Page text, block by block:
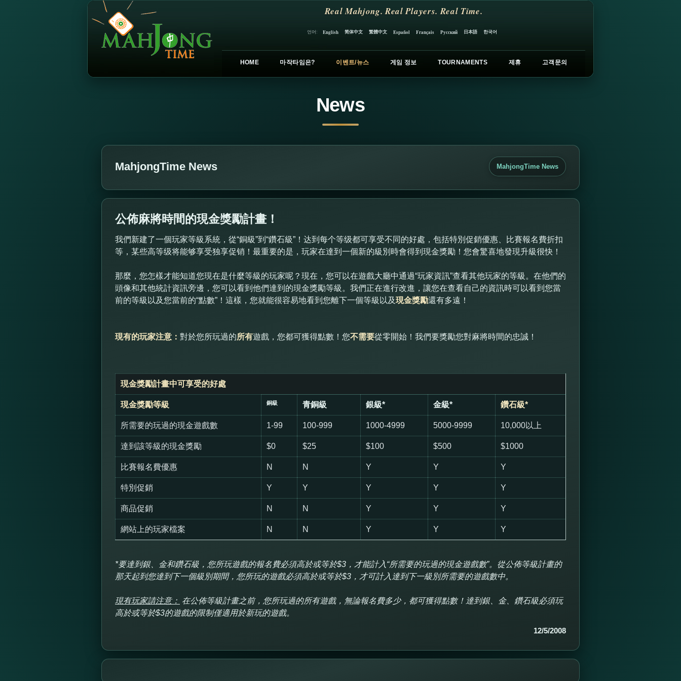
Real Mahjong. Real Players. Real Time.
언어: English 简体中文 繁體中文 Español Français Русский 日本語 한국어
HOME 마작타임은? 이벤트/뉴스 게임 정보 TOURNAMENTS 제휴 고객문의
News
MahjongTime News MahjongTime News
公佈麻將時間的現金獎勵計畫！
我們新建了一個玩家等級系統，從“銅級”到“鑽石級”！达到每个等级都可享受不同的好處，包括特別促銷優惠、比賽報名費折扣
等，某些高等级将能够享受独享促销！最重要的是，玩家在達到一個新的級別時會得到現金獎勵！您會驚喜地發現升級很快！
那麼，您怎樣才能知道您現在是什麼等級的玩家呢？現在，您可以在遊戲大廳中通過“玩家資訊”查看其他玩家的等級。在他們的
頭像和其他統計資訊旁邊，您可以看到他們達到的現金獎勵等級。我們正在進行改進，讓您在查看自己的資訊時可以看到您當
前的等級以及您當前的“點數”！這樣，您就能很容易地看到您離下一個等級以及現金獎勵還有多遠！
現有的玩家注意： 對於您所玩過的所有遊戲，您都可獲得點數！您不需要從零開始！我們要獎勵您對麻將時間的忠誠！
現金獎勵計畫中可享受的好處
現金獎勵等級 銅級 青銅級 銀級* 金級* 鑽石級*
所需要的玩過的現金遊戲數 1-99 100-999 1000-4999 5000-9999 10,000以上
達到該等級的現金獎勵 $0 $25 $100 $500 $1000
比賽報名費優惠 N N Y Y Y
特別促銷 Y Y Y Y Y
商品促銷 N N Y Y Y
網站上的玩家檔案 N N Y Y Y
*要達到銀、金和鑽石級，您所玩遊戲的報名費必須高於或等於$3，才能計入“所需要的玩過的現金遊戲數”。從公佈等級計畫的
那天起到您達到下一個級別期間，您所玩的遊戲必須高於或等於$3，才可計入達到下一級別所需要的遊戲數中。
現有玩家請注意： 在公佈等級計畫之前，您所玩過的所有遊戲，無論報名費多少，都可獲得點數！達到銀、金、鑽石級必須玩
高於或等於$3的遊戲的限制僅適用於新玩的遊戲。
12/5/2008